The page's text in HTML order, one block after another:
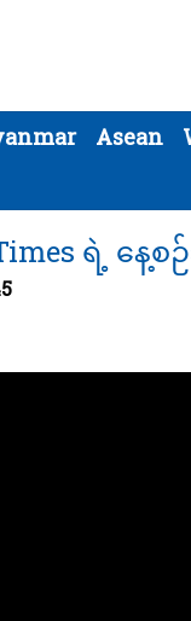
Asean
Times ရဲ့